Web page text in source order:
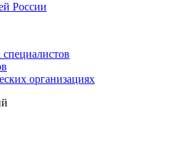
России
организациях